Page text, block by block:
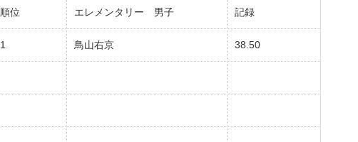
順位 エレメンタリー 男子 記録
1 鳥山右京 38.50